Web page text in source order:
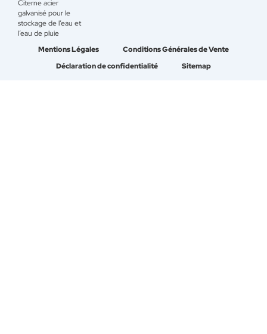
Citerne acier
galvanisé pour le
stockage de l’eau et
l’eau de pluie
Mentions Légales
Conditions Générales de Vente
Déclaration de confidentialité
Sitemap